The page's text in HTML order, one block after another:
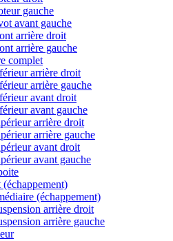
gauche
avant gauche
arrière droit
arrière gauche
complet
arrière droit
arrière gauche
avant droit
avant gauche
arrière droit
arrière gauche
avant droit
avant gauche
(échappement)
(échappement)
arrière droit
arrière gauche